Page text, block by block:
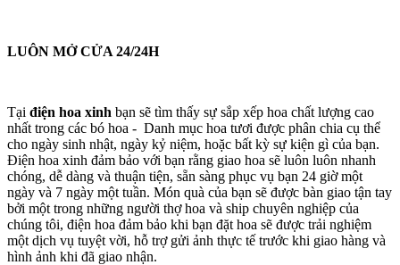
LUÔN MỞ CỬA 24/24H
Tại điện hoa xinh bạn sẽ tìm thấy sự sắp xếp hoa chất lượng cao
nhất trong các bó hoa - Danh mục hoa tươi được phân chia cụ thể
cho ngày sinh nhật, ngày kỷ niệm, hoặc bất kỳ sự kiện gì của bạn.
Điện hoa xinh đảm bảo với bạn rằng giao hoa sẽ luôn luôn nhanh
chóng, dễ dàng và thuận tiện, sẵn sàng phục vụ bạn 24 giờ một
ngày và 7 ngày một tuần. Món quà của bạn sẽ được bàn giao tận tay
bởi một trong những người thợ hoa và ship chuyên nghiệp của
chúng tôi, điện hoa đảm bảo khi bạn đặt hoa sẽ được trải nghiệm
một dịch vụ tuyệt vời, hỗ trợ gửi ảnh thực tế trước khi giao hàng và
hình ảnh khi đã giao nhận.